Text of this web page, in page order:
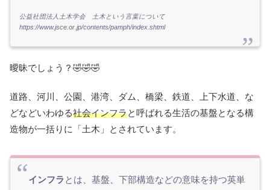
公益社団法人土木学会 土木という言葉について
https://www.jsce.or.jp/contents/pamph/index.shtml
曖昧でしょう？🤣🤣🤣
道路、河川、公園、港湾、ダム、橋梁、鉄道、上下水道、な
どなどいわゆる社会インフラと呼ばれる生活の基盤となる構
造物が一括りに「土木」とされています。
インフラ とは、基盤、下部構造などの意味を持つ英単